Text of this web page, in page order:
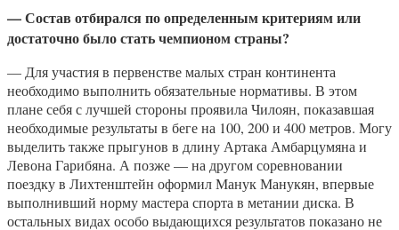
— Состав отбирался по определенным критериям или
достаточно было стать чемпионом страны?
— Для участия в первенстве малых стран континента
необходимо выполнить обязательные нормативы. В этом
плане себя с лучшей стороны проявила Чилоян, показавшая
необходимые результаты в беге на 100, 200 и 400 метров. Могу
выделить также прыгунов в длину Артака Амбарцумяна и
Левона Гарибяна. А позже — на другом соревновании
поездку в Лихтенштейн оформил Манук Манукян, впервые
выполнивший норму мастера спорта в метании диска. В
остальных видах особо выдающихся результатов показано не